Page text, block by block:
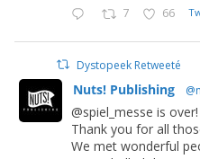
7 66
Dystopeek Retweeté
Nuts! Publishing
@spiel_messe is over!
Thank you for all
We met wonderful